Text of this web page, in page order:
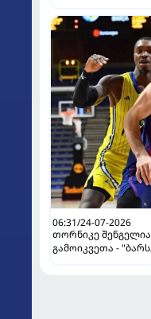
06:31/24-07-2026
თორნიკე
გამოიკვეთა -